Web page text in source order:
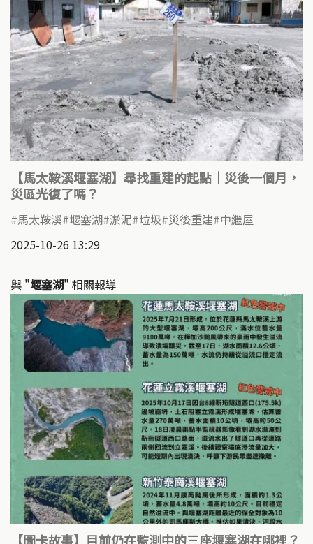
【馬太鞍溪堰塞湖】尋找重建的起點｜災後一個月，
災區光復了嗎？
馬太鞍溪 堰塞湖 淤泥 垃圾 災後重建 中繼屋
2025-10-26 13:29
與 "堰塞湖" 相關報導
【圖卡故事】目前仍在監測中的三座堰塞湖在哪裡？